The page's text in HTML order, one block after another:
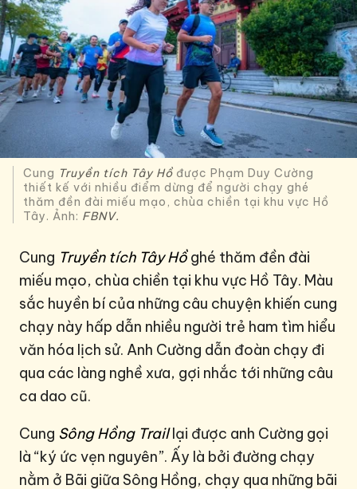
Cung Truyền tích Tây Hồ được Phạm Duy Cường
thiết kế với nhiều điểm dừng để người chạy ghé
thăm đền đài miếu mạo, chùa chiền tại khu vực Hồ
Tây. Ảnh: FBNV.
Cung Truyền tích Tây Hồghé thăm đền đài
miếu mạo, chùa chiền tại khu vực Hồ Tây. Màu
sắc huyền bí của những câu chuyện khiến cung
chạy này hấp dẫn nhiều người trẻ ham tìm hiểu
văn hóa lịch sử. Anh Cường dẫn đoàn chạy đi
qua các làng nghề xưa, gợi nhắc tới những câu
ca dao cũ.
Cung Sông Hồng Traillại được anh Cường gọi
là “ký ức vẹn nguyên”. Ấy là bởi đường chạy
nằm ở Bãi giữa Sông Hồng, chạy qua những bãi